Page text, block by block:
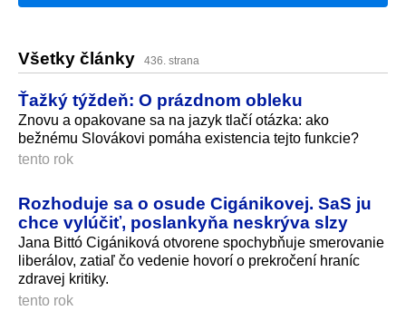
Všetky články 436. strana
Ťažký týždeň: O prázdnom obleku
Znovu a opakovane sa na jazyk tlačí otázka: ako
bežnému Slovákovi pomáha existencia tejto funkcie?
tento rok
Rozhoduje sa o osude Cigánikovej. SaS ju
chce vylúčiť, poslankyňa neskrýva slzy
Jana Bittó Cigániková otvorene spochybňuje smerovanie
liberálov, zatiaľ čo vedenie hovorí o prekročení hraníc
zdravej kritiky.
tento rok